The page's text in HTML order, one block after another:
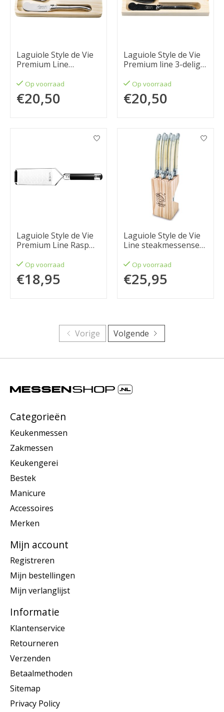
Laguiole Style de Vie
Premium Line
delig rvs
Op voorraad
€20,50
Laguiole Style de Vie
Premium line 3-delig
Op voorraad
€20,50
Laguiole Style de Vie
Premium Line Rasp
Op voorraad
€18,95
Laguiole Style de Vie
Line steakmessenset
1.8mm
Op voorraad
€25,95
Vorige Volgende
Categorieën
Keukenmessen
Zakmessen
Keukengerei
Bestek
Manicure
Accessoires
Merken
Mijn account
Registreren
Mijn bestellingen
Mijn verlanglijst
Informatie
Klantenservice
Retourneren
Verzenden
Betaalmethoden
Sitemap
Privacy Policy